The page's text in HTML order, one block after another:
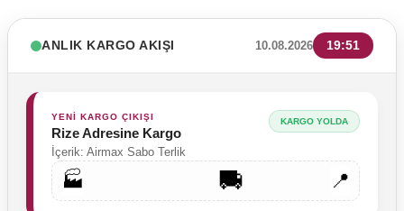
ANLIK KARGO AKIŞI 10.08.2026 19:51
YENİ KARGO ÇIKIŞI
Rize Adresine Kargo
İçerik: Airmax Sabo Terlik
KARGO YOLDA
🏭 🚚 📍